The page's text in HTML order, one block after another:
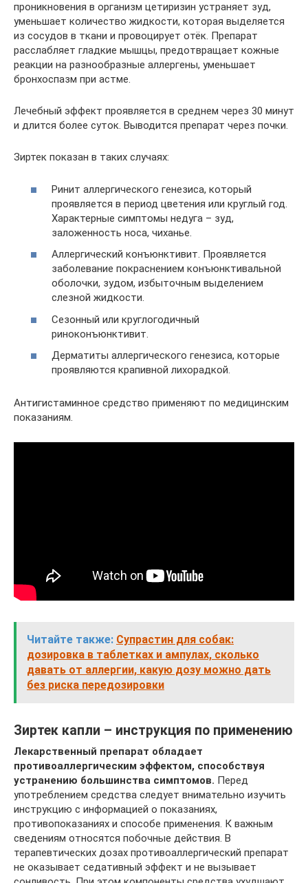
проникновения в организм цетиризин устраняет зуд,
уменьшает количество жидкости, которая выделяется
из сосудов в ткани и провоцирует отёк. Препарат
расслабляет гладкие мышцы, предотвращает кожные
реакции на разнообразные аллергены, уменьшает
бронхоспазм при астме.
Лечебный эффект проявляется в среднем через 30 минут
и длится более суток. Выводится препарат через почки.
Зиртек показан в таких случаях:
Ринит аллергического генезиса, который
проявляется в период цветения или круглый год.
Характерные симптомы недуга – зуд,
заложенность носа, чиханье.
Аллергический конъюнктивит. Проявляется
заболевание покраснением конъюнктивальной
оболочки, зудом, избыточным выделением
слезной жидкости.
Сезонный или круглогодичный
риноконъюнктивит.
Дерматиты аллергического генезиса, которые
проявляются крапивной лихорадкой.
Антигистаминное средство применяют по медицинским
показаниям.
Читайте также: Супрастин для собак:
дозировка в таблетках и ампулах, сколько
давать от аллергии, какую дозу можно дать
без риска передозировки
Зиртек капли – инструкция по применению
Лекарственный препарат обладает
противоаллергическим эффектом, способствуя
устранению большинства симптомов. Перед
употреблением средства следует внимательно изучить
инструкцию с информацией о показаниях,
противопоказаниях и способе применения. К важным
сведениям относятся побочные действия. В
терапевтических дозах противоаллергический препарат
не оказывает седативный эффект и не вызывает